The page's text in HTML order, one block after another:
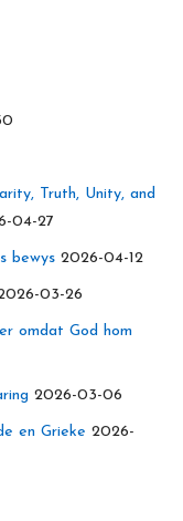
Truth, Unity, and
04-27
bewys 2026-04-12
03-26
omdat God hom
2026-03-06
en Grieke 2026-